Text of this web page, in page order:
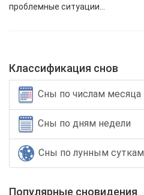
проблемные ситуации...
Классификация снов
Сны по числам месяца
Сны по дням недели
Сны по лунным суткам
Популярные сновидения